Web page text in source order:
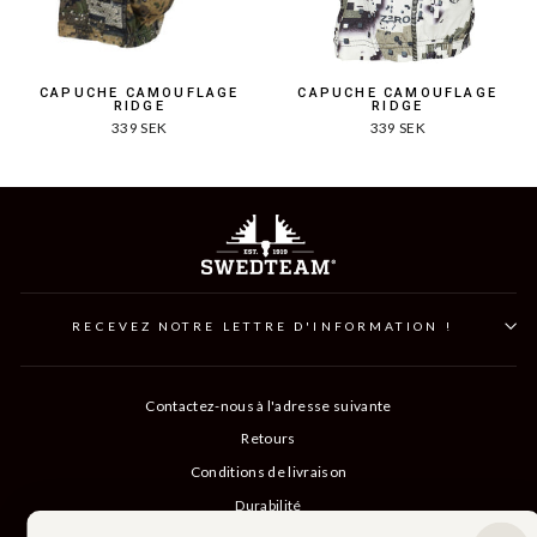
CAPUCHE CAMOUFLAGE
RIDGE
339 SEK
CAPUCHE CAMOUFLAGE
RIDGE
339 SEK
RECEVEZ NOTRE LETTRE D'INFORMATION !
Contactez-nous à l'adresse suivante
Retours
Conditions de livraison
Durabilité